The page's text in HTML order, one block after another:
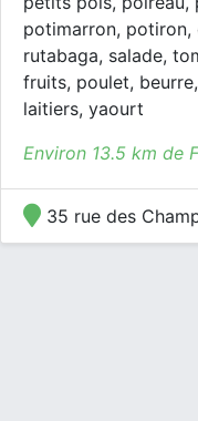
potimarron, potiron,
rutabaga, salade,
fruits, poulet,
laitiers, yaourt
Environ 13.5 km de
35 rue des